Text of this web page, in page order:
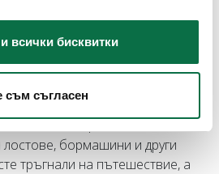
всички бисквитки
съм съгласен
бормашини и други
тръгнали на пътешествие, а